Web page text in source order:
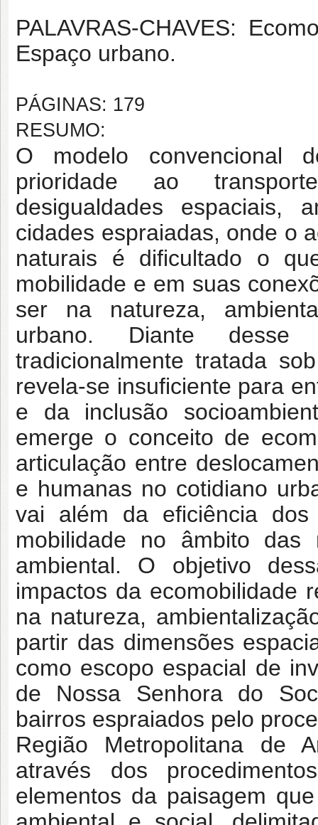
PALAVRAS-CHAVES:
Espaço urbano.
PÁGINAS: 179
RESUMO:
O modelo convencional
prioridade ao
desigualdades espaciais,
cidades espraiadas, onde o
naturais é dificultado o
mobilidade e em suas
ser na natureza,
urbano. Diante desse
tradicionalmente tratada
revela-se insuficiente para
e da inclusão
emerge o conceito de
articulação entre
e humanas no cotidiano
vai além da eficiência
mobilidade no âmbito das
ambiental. O objetivo
impactos da ecomobilidade
na natureza,
partir das dimensões
como escopo espacial de
de Nossa Senhora do
bairros espraiados pelo
Região Metropolitana de
através dos
elementos da paisagem